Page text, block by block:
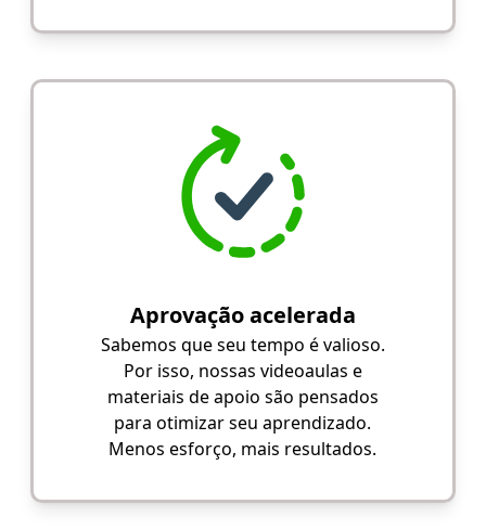
Aprovação acelerada
Sabemos que seu tempo é valioso.
Por isso, nossas videoaulas e
materiais de apoio são pensados
para otimizar seu aprendizado.
Menos esforço, mais resultados.